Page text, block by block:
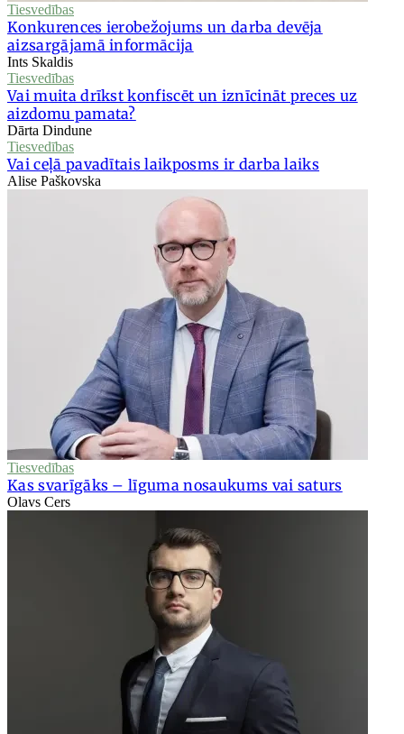
Tiesvedības
Konkurences ierobežojums un darba devēja
aizsargājamā informācija
Ints Skaldis
Tiesvedības
Vai muita drīkst konfiscēt un iznīcināt preces uz
aizdomu pamata?
Dārta Dindune
Tiesvedības
Vai ceļā pavadītais laikposms ir darba laiks
Alise Paškovska
Tiesvedības
Kas svarīgāks – līguma nosaukums vai saturs
Olavs Cers